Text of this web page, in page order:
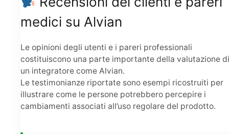
medici su Alvian
Le opinioni degli utenti e i pareri professionali
costituiscono una parte importante della valutazione di
un integratore come Alvian.
Le testimonianze riportate sono esempi ricostruiti per
illustrare come le persone potrebbero percepire i
cambiamenti associati all’uso regolare del prodotto.